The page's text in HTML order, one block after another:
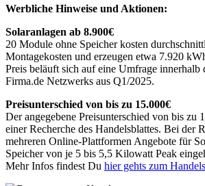
Werbliche Hinweise und Aktionen:
Solaranlagen ab 8.900€
20 Module ohne Speicher kosten
Montagekosten und erzeugen etwa 7.920
Preis beläuft sich auf eine Umfrage innerhalb
Firma.de Netzwerks aus Q1/2025.
Preisunterschied von bis zu 15.000€
Der angegebene Preisunterschied von bis zu
einer Recherche des Handelsblattes. Bei der
mehreren Online-Plattformen Angebote für
Speicher von je 5 bis 5,5 Kilowatt Peak
Mehr Infos findest Du hier gehts zum